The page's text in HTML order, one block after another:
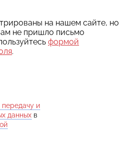
на нашем сайте, но
не пришло письмо
формой
.
передачу и
данных в